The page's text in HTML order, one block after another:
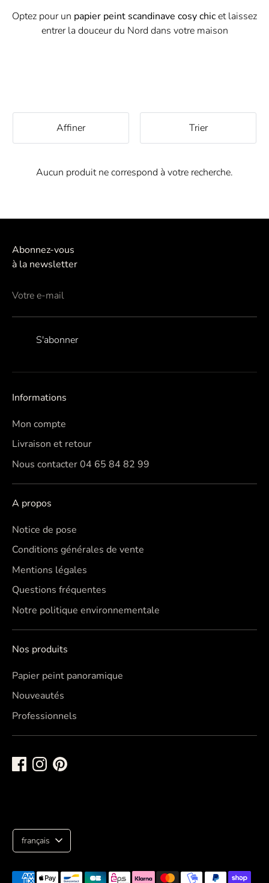
Optez pour un papier peint scandinave cosy chicet laissez
entrer la douceur du Nord dans votre maison
Affiner Trier
Aucun produit ne correspond à votre recherche.
Abonnez-vous
à la newsletter
Votre e-mail
S'abonner
Informations
Mon compte
Livraison et retour
Nous contacter 04 65 84 82 99
A propos
Notice de pose
Conditions générales de vente
Mentions légales
Questions fréquentes
Notre politique environnementale
Nos produits
Papier peint panoramique
Nouveautés
Professionnels
L
a
français
Méthodes